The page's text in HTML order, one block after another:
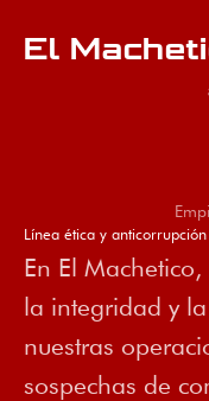
El
Línea ética y anticorrupción
En El
la integridad y
nuestras
sospechas de